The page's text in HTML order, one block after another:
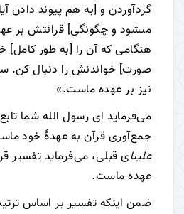
گردآوردن و [به هم پيوند دادن
مى‏شود و چگونگى‏] قرائتش بر
هنگامى كه آن را [به طور كامل‏]
صورت‏] خواندنش را دنبال كن.
نيز بر عهده ماست.»
می‌فرماید ای رسول الله شما
جمع‌آوری قرآن به عهدۀ خود
علینای قبلی، می‌فرماید تفسیر
عهده ماست.
ضمن اینکه تفسیر بر اساس